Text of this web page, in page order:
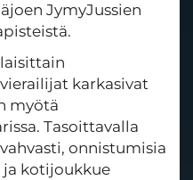
JymyJussien
karkasivat
myötä
Tasoittavalla
onnistumisia
kotijoukkue